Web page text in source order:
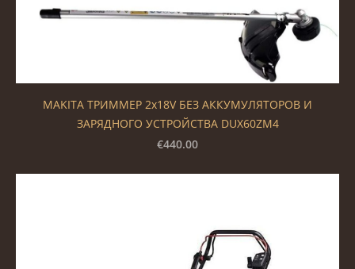
MAKITA ТРИММЕР 2x18V БЕЗ АККУМУЛЯТОРОВ И
ЗАРЯДНОГО УСТРОЙСТВА DUX60ZM4
€440.00